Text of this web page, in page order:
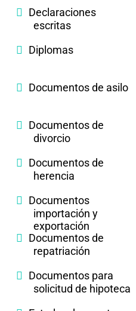
Declaraciones
escritas
Diplomas
Documentos de asilo
Documentos de
divorcio
Documentos de
herencia
Documentos
importación y
exportación
Documentos de
repatriación
Documentos para
solicitud de hipoteca